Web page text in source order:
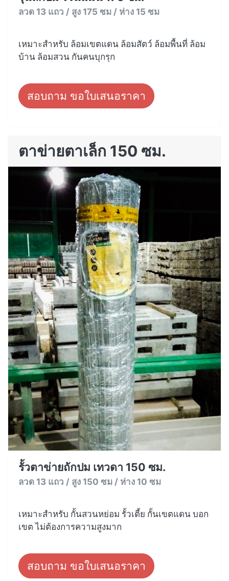
ลวด 13 แถว / สูง 175 ซม / ห่าง 15 ซม
เหมาะสำหรับ ล้อมเขตแดน ล้อมสัตว์ ล้อมพื้นที่ ล้อม
บ้าน ล้อมสวน กันคนบุกรุก
สอบถาม ขอใบเสนอราคา
ตาข่ายตาเล็ก 150 ซม.
รั้วตาข่ายถักปม เทวดา 150 ซม.
ลวด 13 แถว / สูง 150 ซม / ห่าง 10 ซม
เหมาะสำหรับ กั้นสวนหย่อม รั้วเตี้ย กั้นเขตแดน บอก
เขต ไม่ต้องการความสูงมาก
สอบถาม ขอใบเสนอราคา